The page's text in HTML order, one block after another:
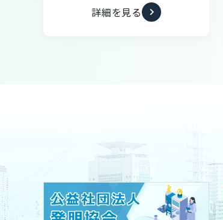
詳細を見る